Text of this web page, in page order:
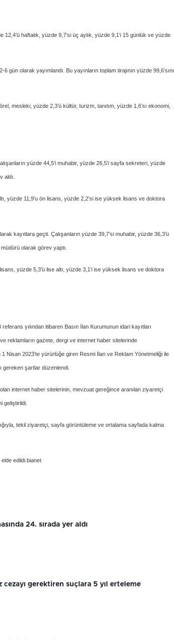
haftalık, yüzde 9,7’si üç aylık, yüzde 9,1’i 15 günlük ve yüzde
olarak yayımlandı. Bu yayınların toplam tirajının yüzde 99,6’sını
mesleki, yüzde 2,3’ü kültür, turizm, tanıtım, yüzde 1,6’sı ekonomi,
yüzde 44,5’i muhabir, yüzde 26,5’i sayfa sekreteri, yüzde
aldı.
yüzde 11,9’u ön lisans, yüzde 2,2’si ise yüksek lisans ve doktora
kayıtlara geçti. Çalışanların yüzde 39,7’si muhabir, yüzde 36,3’ü
olarak görev yaptı.
yüzde 5,3’ü lise altı, yüzde 3,1’i ise yüksek lisans ve doktora
yılından itibaren Basın İlan Kurumunun idari kayıtları
reklamların gazete, dergi ve internet haber sitelerinde
Nisan 2023’te yürürlüğe giren Resmi İlan ve Reklam Yönetmeliği ile
gereken şartlar düzenlendi.
internet haber sitelerinin, mevzuat gereğince aranılan ziyaretçi
geliştirildi.
tekil ziyaretçi, sayfa görüntüleme ve ortalama sayfada kalma
edildi.bianet
24. sırada yer aldı
cezayı gerektiren suçlara 5 yıl erteleme